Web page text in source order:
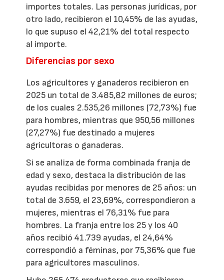
importes totales. Las personas jurídicas, por
otro lado, recibieron el 10,45% de las ayudas,
lo que supuso el 42,21% del total respecto
al importe.
Diferencias por sexo
Los agricultores y ganaderos recibieron en
2025 un total de 3.485,82 millones de euros;
de los cuales 2.535,26 millones (72,73%) fue
para hombres, mientras que 950,56 millones
(27,27%) fue destinado a mujeres
agricultoras o ganaderas.
Si se analiza de forma combinada franja de
edad y sexo, destaca la distribución de las
ayudas recibidas por menores de 25 años: un
total de 3.659, el 23,69%, correspondieron a
mujeres, mientras el 76,31% fue para
hombres. La franja entre los 25 y los 40
años recibió 41.739 ayudas, el 24,64%
correspondió a féminas, por 75,36% que fue
para agricultores masculinos.